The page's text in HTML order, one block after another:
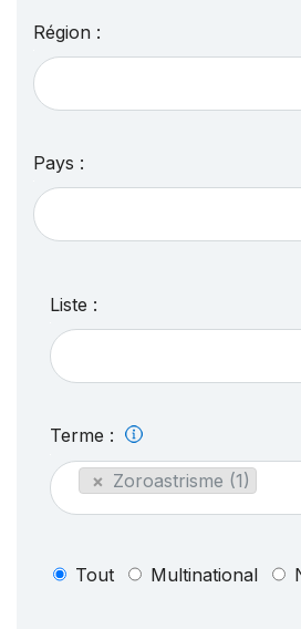
Région :
Pays :
Liste :
Terme :
× Zoroastrisme (1)
Tout Multinational